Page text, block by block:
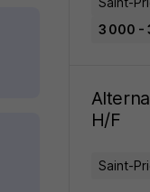
3 000 -
H/F
Saint-